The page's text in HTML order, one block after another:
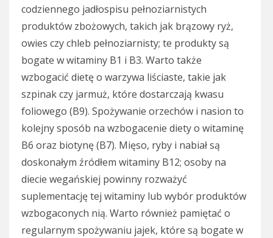
codziennego jadłospisu pełnoziarnistych
produktów zbożowych, takich jak brązowy ryż,
owies czy chleb pełnoziarnisty; te produkty są
bogate w witaminy B1 i B3. Warto także
wzbogacić dietę o warzywa liściaste, takie jak
szpinak czy jarmuż, które dostarczają kwasu
foliowego (B9). Spożywanie orzechów i nasion to
kolejny sposób na wzbogacenie diety o witaminę
B6 oraz biotynę (B7). Mięso, ryby i nabiał są
doskonałym źródłem witaminy B12; osoby na
diecie wegańskiej powinny rozważyć
suplementację tej witaminy lub wybór produktów
wzbogaconych nią. Warto również pamiętać o
regularnym spożywaniu jajek, które są bogate w